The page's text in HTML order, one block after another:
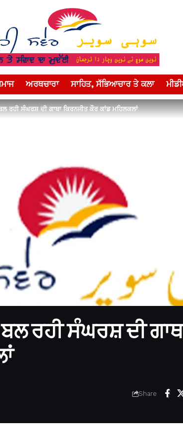
ਅਰਥਚਾਰਾ ਸਾਹਿਤ, ਸੱਭਿਆਚਾਰ ਤੇ ਕਲਾ
ਸੰਘਰਸ਼ ਦੀ ਗਾਥਾ ਕਿਰਨਜੀਤ ਕੌਰ ਕਾਂਡ ਮਹਿਲਕਲਾਂ
ਰਹੀ ਸੰਘਰਸ਼ ਦੀ
Share